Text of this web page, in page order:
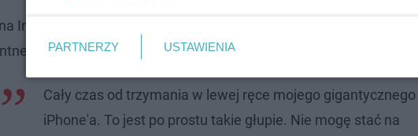
Instagramie wynika, że
obciążania dłoni.
Cały czas od trzymania w lewej ręce mojego gigantycznego
iPhone'a. To jest po prostu takie głupie. Nie mogę stać na
PARTNERZY USTAWIENIA